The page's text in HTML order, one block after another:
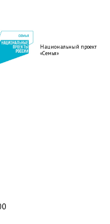
Национальный проект
«Семья»